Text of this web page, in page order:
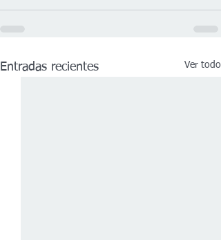
Entradas recientes Ver todo